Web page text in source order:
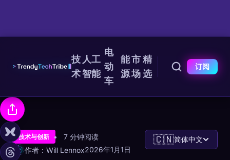
技
术
人工
智能
电
动
车
能
源
市
场
精
选
订阅
技术与创新
7 分钟阅读
作者：Will Lennox2026年1月1日
🇨🇳简体中文